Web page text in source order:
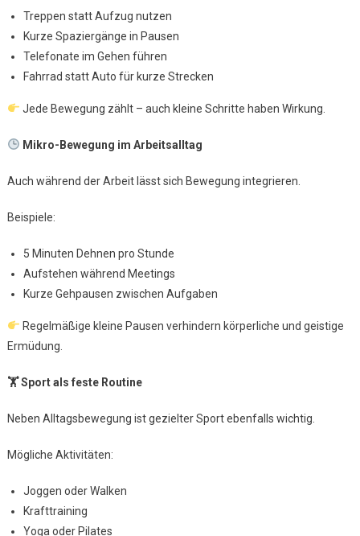
Treppen statt Aufzug nutzen
Kurze Spaziergänge in Pausen
Telefonate im Gehen führen
Fahrrad statt Auto für kurze Strecken
Jede Bewegung zählt – auch kleine Schritte haben Wirkung.
Mikro-Bewegung im Arbeitsalltag
Auch während der Arbeit lässt sich Bewegung integrieren.
Beispiele:
5 Minuten Dehnen pro Stunde
Aufstehen während Meetings
Kurze Gehpausen zwischen Aufgaben
Regelmäßige kleine Pausen verhindern körperliche und geistige
Ermüdung.
🏋Sport als feste Routine
Neben Alltagsbewegung ist gezielter Sport ebenfalls wichtig.
Mögliche Aktivitäten:
Joggen oder Walken
Krafttraining
Yoga oder Pilates